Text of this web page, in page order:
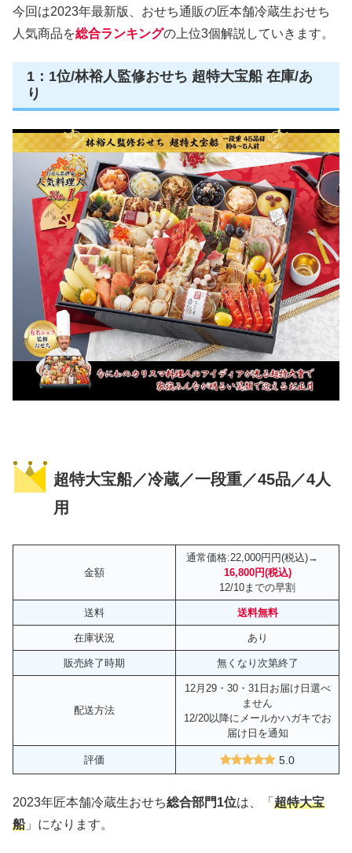
今回は2023年最新版、おせち通販の匠本舗冷蔵生おせち
人気商品を総合ランキングの上位3個解説していきます。
1：1位/林裕人監修おせち 超特大宝船 在庫/あ
り
超特大宝船／冷蔵／一段重／45品／4人
用
金額
通常価格:22,000円円(税込)→
16,800円(税込)
12/10までの早割
送料 送料無料
在庫状況 あり
販売終了時期 無くなり次第終了
配送方法
12月29・30・31日お届け日選べ
ません
12/20以降にメールかハガキでお
届け日を通知
評価 5.0
2023年匠本舗冷蔵生おせち総合部門1位は、「 超特大宝
船」になります。